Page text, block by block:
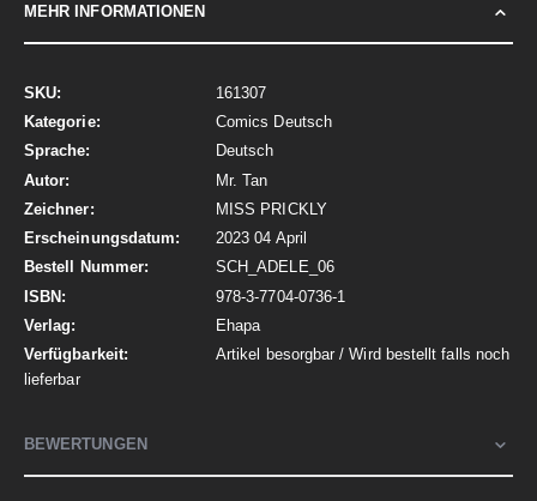
MEHR INFORMATIONEN
Mehr
Informationen
161307
Comics Deutsch
Deutsch
Mr. Tan
MISS PRICKLY
2023 04 April
SCH_ADELE_06
978-3-7704-0736-1
Ehapa
Artikel besorgbar / Wird bestellt falls noch
lieferbar
BEWERTUNGEN